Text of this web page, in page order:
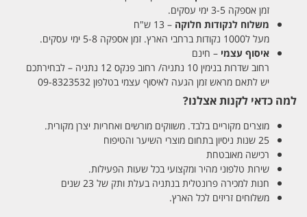
זמן אספקה 3-5 ימי עסקים.
משלוח לנקודות חלוקה – 13 ש"ח
מעל ל1000 נקודות ברחבי הארץ. זמן אספקה 5-8 ימי עסקים.
איסוף עצמי – חינם
רחוב שדרות בנימין 10 נתניה/ רחוב פנקס 12 נתניה – לבחירתכם
יש לתאם מראש זמן הגעה לאיסוף עצמי בטלפון 09-8323532
למה כדאי לקנות אצלנו?
מוצרים מקוריים בלבד. משווקים מורשים ואחריות יצרן מקורית.
25 שנות ניסיון בתחום מוצרי השיער והטיפוח
רכישה מאובטחת
שירות טלפוני מהיר ומקצועי בכל שעות הפעילות.
חנות למכירה פרונטלית בנתניה בעלת ותק של 23 שנים
משלוחים זריזים לכל הארץ.